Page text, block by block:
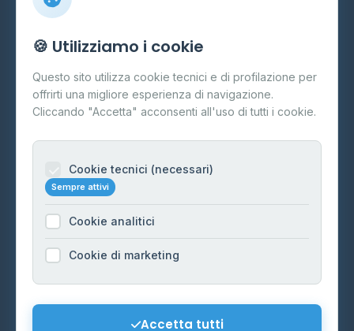
Info
Cos'è il GPL
FAQ
Contatti
Informazioni legali
Cookie Policy
Preferenze Cookie
Mappa del sito
🍪 Utilizziamo i cookie
Questo sito utilizza cookie tecnici e di profilazione per
offrirti una migliore esperienza di navigazione.
Cliccando "Accetta" acconsenti all'uso di tutti i cookie.
Cookie tecnici (necessari)
Sempre attivi
Cookie analitici
Cookie di marketing
Accetta tutti